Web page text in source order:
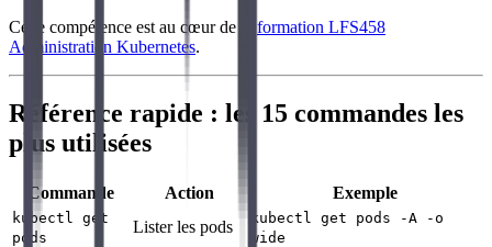
Cette compétence est au cœur de la formation LFS458
Administration Kubernetes.
Référence rapide : les 15 commandes les
plus utilisées
Commande Action Exemple
kubectl get
pods
Lister les pods
kubectl get pods -A -o
wide